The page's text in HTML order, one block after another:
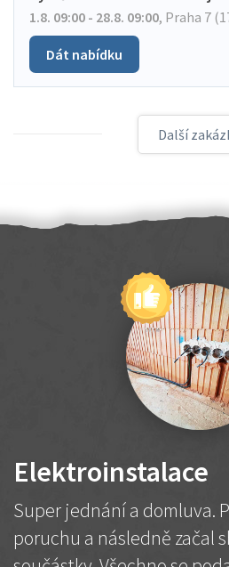
1.8. 09:00 - 28.8. 09:00, Praha 7
Dát nabídku
Další
Elektroinstalace
Super jednání a domluva.
poruchu a následně začal